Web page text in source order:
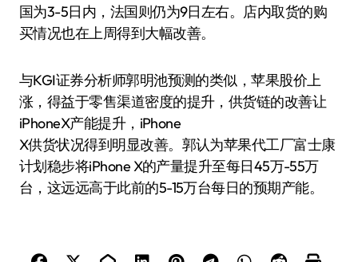
国为3-5日内，法国则仍为9日左右。店内取货的购
买情况也在上周得到大幅改善。
与KGI证券分析师郭明池预测的类似，苹果股价上
涨，得益于零售渠道密度的提升，供货链的改善让
iPhoneX产能提升，iPhone
X供货状况得到明显改善。郭认为苹果代工厂富士康
计划稳步将iPhone X的产量提升至每日45万-55万
台，这远远高于此前的5-15万台每日的预期产能。